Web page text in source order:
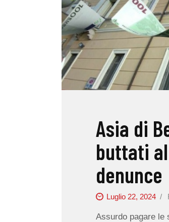
Asia di
buttati
denunce
Luglio 22, 2024
Assurdo pagare le